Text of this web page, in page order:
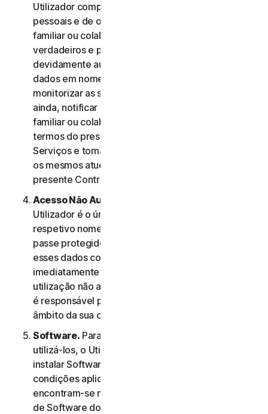
Utilizador compromete-se a fornecer dados
pessoais e de outros membros do seu agregado
familiar ou colaboradores da sua PE que sejam
verdadeiros e precisos e garante que está
devidamente autorizado para fornecer esses
dados em nome desses membros e para
monitorizar as suas contas. O Utilizador aceita,
ainda, notificar os membros do seu agregado
familiar ou colaboradores de PE relativamente aos
termos do presente Contrato de Licença e
Serviços e tomar as medidas necessárias para que
os mesmos atuem em conformidade com o
presente Contrato de Licença e Serviços.
Acesso Não Autorizado à Conta do Utilizador
Utilizador é o único responsável por manter o
respetivo nome de utilizador e a respetiva palavra-
passe protegidos. O Utilizador não deve partilhar
esses dados com outras pessoas e deve notificar
imediatamente a NortonLifeLock em caso de
utilização não autorizada dos mesmos. O Utilizador
é responsável por todas as atividades efetuadas no
âmbito da sua conta.
Software. Para aceder a determinados Serviços e
utilizá-los, o Utilizador poderá ter de transferir e
instalar Software num Dispositivo. Os termos e
condições aplicáveis à utilização desse Software
encontram-se na Cláusula 3.ª – Termos de Licença
de Software do presente Contrato de Licença e